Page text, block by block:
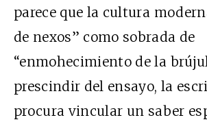
parece que la cultura
de nexos” como sobrada de
“enmohecimiento de la
prescindir del ensayo, la
procura vincular un saber